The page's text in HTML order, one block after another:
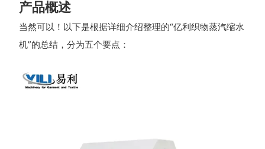
产品概述
当然可以！以下是根据详细介绍整理的“亿利织物蒸汽缩水
机”的总结，分为五个要点：